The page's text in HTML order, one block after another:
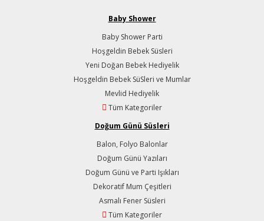
Baby Shower
Baby Shower Parti
Hoşgeldin Bebek Süsleri
Yeni Doğan Bebek Hediyelik
Hoşgeldin Bebek SüSleri ve Mumlar
Mevlid Hediyelik
Tüm Kategoriler
Doğum Günü Süsleri
Balon, Folyo Balonlar
Doğum Günü Yazıları
Doğum Günü ve Parti Işıkları
Dekoratif Mum Çeşitleri
Asmalı Fener Süsleri
Tüm Kategoriler